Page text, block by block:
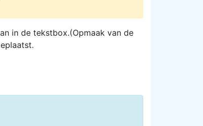
in de tekstbox.(Opmaak van de